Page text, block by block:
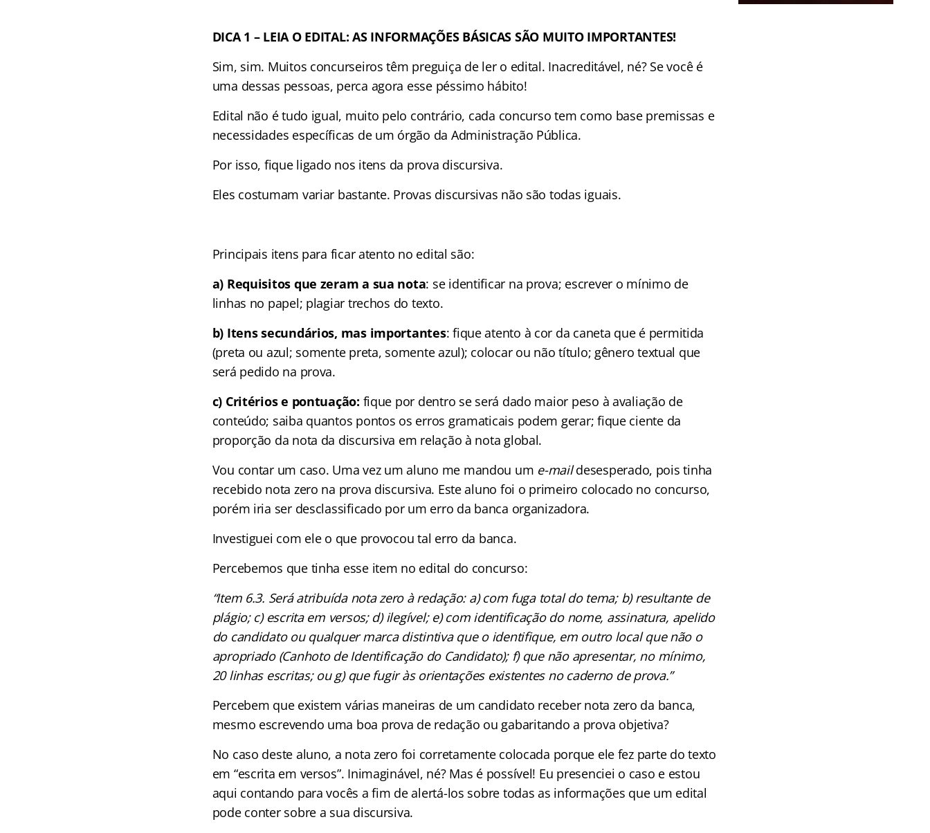
DICA 1 – LEIA O EDITAL: AS INFORMAÇÕES BÁSICAS SÃO MUITO IMPORTANTES!
Sim, sim. Muitos concurseiros têm preguiça de ler o edital. Inacreditável, né? Se você é
uma dessas pessoas, perca agora esse péssimo hábito!
Edital não é tudo igual, muito pelo contrário, cada concurso tem como base premissas e
necessidades específicas de um órgão da Administração Pública.
Por isso, fique ligado nos itens da prova discursiva.
Eles costumam variar bastante. Provas discursivas não são todas iguais.
Principais itens para ficar atento no edital são:
a) Requisitos que zeram a sua nota: se identificar na prova; escrever o mínimo de
linhas no papel; plagiar trechos do texto.
b) Itens secundários, mas importantes: fique atento à cor da caneta que é permitida
(preta ou azul; somente preta, somente azul); colocar ou não título; gênero textual que
será pedido na prova.
c) Critérios e pontuação: fique por dentro se será dado maior peso à avaliação de
conteúdo; saiba quantos pontos os erros gramaticais podem gerar; fique ciente da
proporção da nota da discursiva em relação à nota global.
Vou contar um caso. Uma vez um aluno me mandou um e-maildesesperado, pois tinha
recebido nota zero na prova discursiva. Este aluno foi o primeiro colocado no concurso,
porém iria ser desclassificado por um erro da banca organizadora.
Investiguei com ele o que provocou tal erro da banca.
Percebemos que tinha esse item no edital do concurso:
“Item 6.3. Será atribuída nota zero à redação: a) com fuga total do tema; b) resultante de
plágio; c) escrita em versos; d) ilegível; e) com identificação do nome, assinatura, apelido
do candidato ou qualquer marca distintiva que o identifique, em outro local que não o
apropriado (Canhoto de Identificação do Candidato); f) que não apresentar, no mínimo,
20 linhas escritas; ou g) que fugir às orientações existentes no caderno de prova.”
Percebem que existem várias maneiras de um candidato receber nota zero da banca,
mesmo escrevendo uma boa prova de redação ou gabaritando a prova objetiva?
No caso deste aluno, a nota zero foi corretamente colocada porque ele fez parte do texto
em “escrita em versos”. Inimaginável, né? Mas é possível! Eu presenciei o caso e estou
aqui contando para vocês a fim de alertá-los sobre todas as informações que um edital
pode conter sobre a sua discursiva.